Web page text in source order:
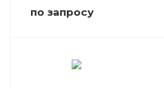
по запросу